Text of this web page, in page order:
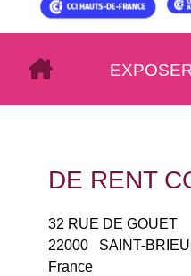
DE RENT
32 RUE DE GOUET
22000
SAINT-
France